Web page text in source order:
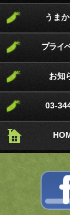
うま
プライ
お知
03-